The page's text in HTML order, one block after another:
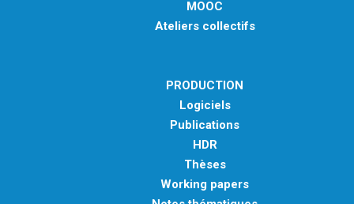
MOOC
Ateliers collectifs
PRODUCTION
Logiciels
Publications
HDR
Thèses
Working papers